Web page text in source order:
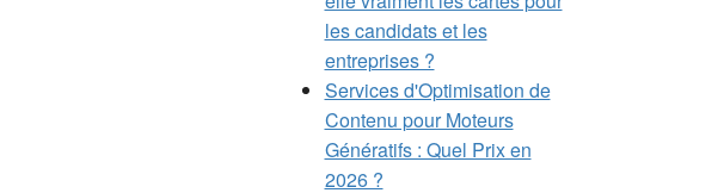
les candidats et les
entreprises ?
Services d'Optimisation de
Contenu pour Moteurs
Génératifs : Quel Prix en
2026 ?